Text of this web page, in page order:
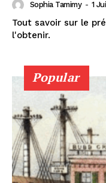
Sophia Tamimy - 1
Tout savoir sur le
l'obtenir.
Popular